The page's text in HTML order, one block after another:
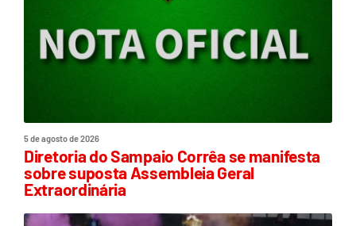
5 de agosto de 2026
Diretoria do Sampaio Corrêa se manifesta
sobre suposta Assembleia Geral
Extraordinária